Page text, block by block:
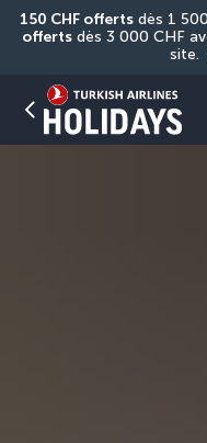
150 CHF offerts dès 1
offerts dès 3 000 CHF
site.